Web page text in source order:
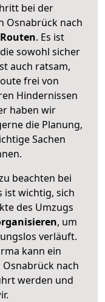
bei der
Osnabrück nach
. Es ist
sowohl sicher
auch ratsam,
frei von
Hindernissen
haben wir
die Planung,
Sachen
beachten bei
ist wichtig, sich
des Umzugs
, um
verläuft.
kann ein
nach
werden und